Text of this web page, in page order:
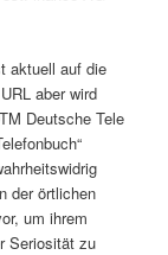
aktuell auf die
aber wird
Deutsche Tele
der örtlichen
um ihrem
Seriosität zu